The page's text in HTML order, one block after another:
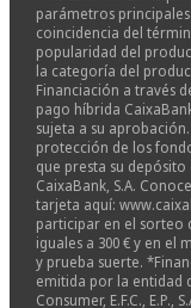
parámetros
coincidencia del
popularidad del
la categoría del
Financiación a través
pago híbrida CaixaBank
sujeta a su
protección de los
que presta su
CaixaBank, S.A.
tarjeta aquí:
participar en el sorteo
iguales a 300 € y en el
y prueba suerte.
emitida por la entidad
Consumer, E.F.C.,